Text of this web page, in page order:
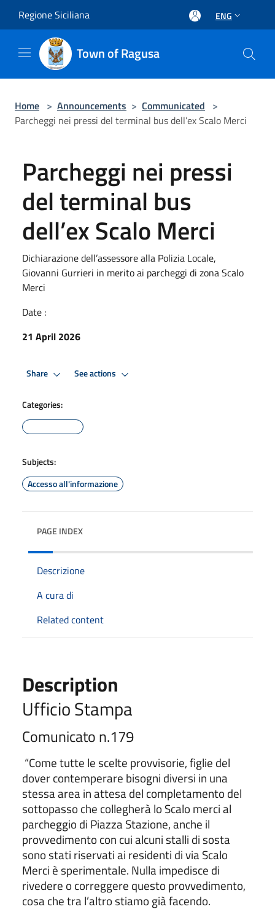
Regione Siciliana ENG
Town of Ragusa
Home > Announcements > Communicated >
Parcheggi nei pressi del terminal bus dell’ex Scalo Merci
Parcheggi nei pressi
del terminal bus
dell’ex Scalo Merci
Dichiarazione dell’assessore alla Polizia Locale,
Giovanni Gurrieri in merito ai parcheggi di zona Scalo
Merci
Date :
21 April 2026
Share See actions
Categories:
Subjects:
Accesso all'informazione
PAGE INDEX
Descrizione
A cura di
Related content
Description
Ufficio Stampa
Comunicato n.179
“Come tutte le scelte provvisorie, figlie del
dover contemperare bisogni diversi in una
stessa area in attesa del completamento del
sottopasso che collegherà lo Scalo merci al
parcheggio di Piazza Stazione, anche il
provvedimento con cui alcuni stalli di sosta
sono stati riservati ai residenti di via Scalo
Merci è sperimentale. Nulla impedisce di
rivedere o correggere questo provvedimento,
cosa che tra l’altro stiamo già facendo.